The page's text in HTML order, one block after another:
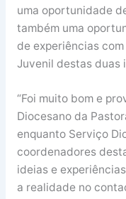
uma oportunidade
também uma
de experiências
Juvenil destas duas
“Foi muito bom e
Diocesano da
enquanto Serviço
coordenadores
ideias e
a realidade no